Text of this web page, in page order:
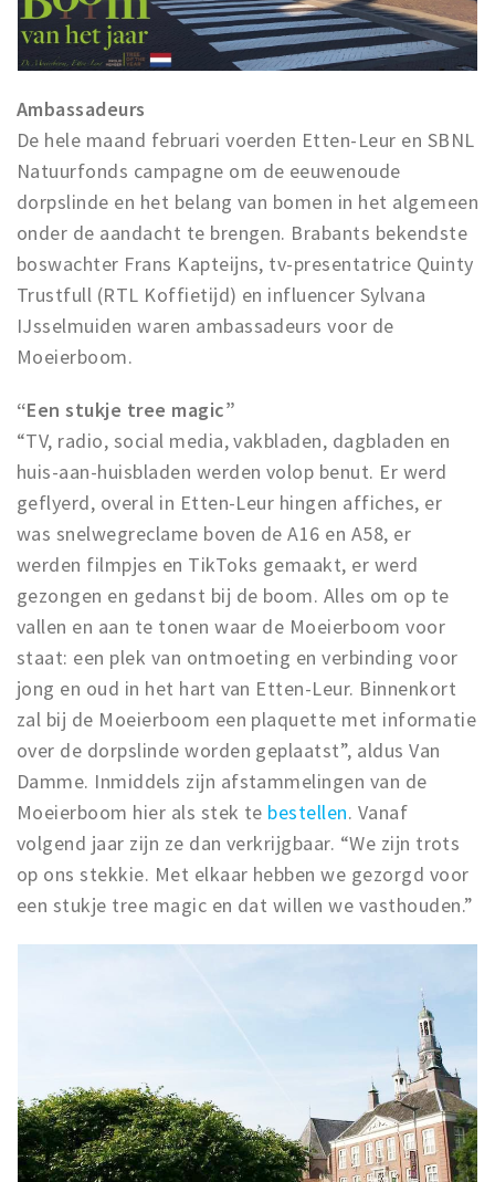
Ambassadeurs
De hele maand februari voerden Etten-Leur en SBNL
Natuurfonds campagne om de eeuwenoude
dorpslinde en het belang van bomen in het algemeen
onder de aandacht te brengen. Brabants bekendste
boswachter Frans Kapteijns, tv-presentatrice Quinty
Trustfull (RTL Koffietijd) en influencer Sylvana
IJsselmuiden waren ambassadeurs voor de
Moeierboom.
“Een stukje tree magic”
“TV, radio, social media, vakbladen, dagbladen en
huis-aan-huisbladen werden volop benut. Er werd
geflyerd, overal in Etten-Leur hingen affiches, er
was snelwegreclame boven de A16 en A58, er
werden filmpjes en TikToks gemaakt, er werd
gezongen en gedanst bij de boom. Alles om op te
vallen en aan te tonen waar de Moeierboom voor
staat: een plek van ontmoeting en verbinding voor
jong en oud in het hart van Etten-Leur. Binnenkort
zal bij de Moeierboom een plaquette met informatie
over de dorpslinde worden geplaatst”, aldus Van
Damme. Inmiddels zijn afstammelingen van de
Moeierboom hier als stek te bestellen. Vanaf
volgend jaar zijn ze dan verkrijgbaar. “We zijn trots
op ons stekkie. Met elkaar hebben we gezorgd voor
een stukje tree magic en dat willen we vasthouden.”